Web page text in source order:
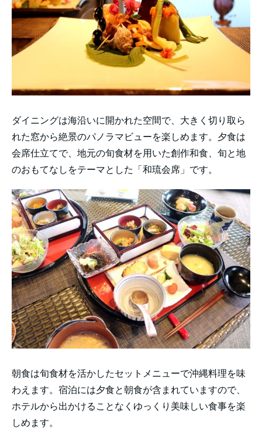
ダイニングは海沿いに開かれた空間で、大きく切り取ら
れた窓から絶景のパノラマビューを楽しめます。夕食は
会席仕立てで、地元の旬食材を用いた創作和食、旬と地
のおもてなしをテーマとした「和琉会席」です。
朝食は旬食材を活かしたセットメニューで沖縄料理を味
わえます。宿泊には夕食と朝食が含まれていますので、
ホテルから出かけることなくゆっくり美味しい食事を楽
しめます。